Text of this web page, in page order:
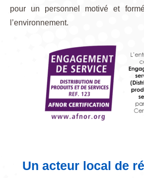
pour un personnel motivé et
l’environnement.
Un acteur local de